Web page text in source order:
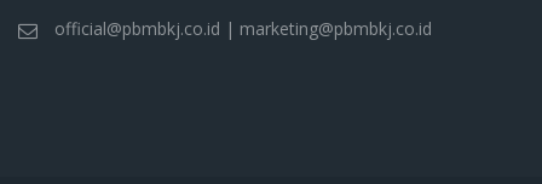
official@pbmbkj.co.id | marketing@pbmbkj.co.id